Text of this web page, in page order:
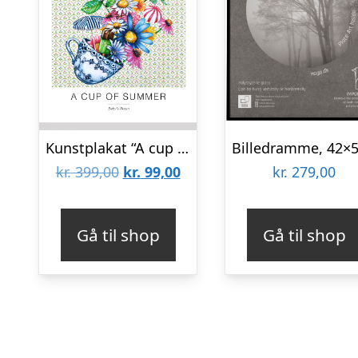
Kunstplakat “A cup of summer” 50 x 70 cm.
kr.399,00 Den
var:
kr. 399,00.
kr. 99,00Den
kr. 99,00.
Gå til shop
kr. 279,00
Gå til shop